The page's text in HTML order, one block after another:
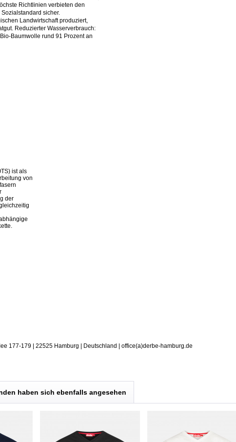
Richtlinien verbieten den
sicher.
Landwirtschaft produziert,
Reduzierter Wasserverbrauch:
Baumwolle rund 91 Prozent an
ist als
von
der
177-179 | 22525 Hamburg | Deutschland | office(a)derbe-hamburg.de
haben sich ebenfalls angesehen